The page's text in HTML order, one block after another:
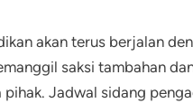
akan terus berjalan
saksi tambahan
Jadwal sidang